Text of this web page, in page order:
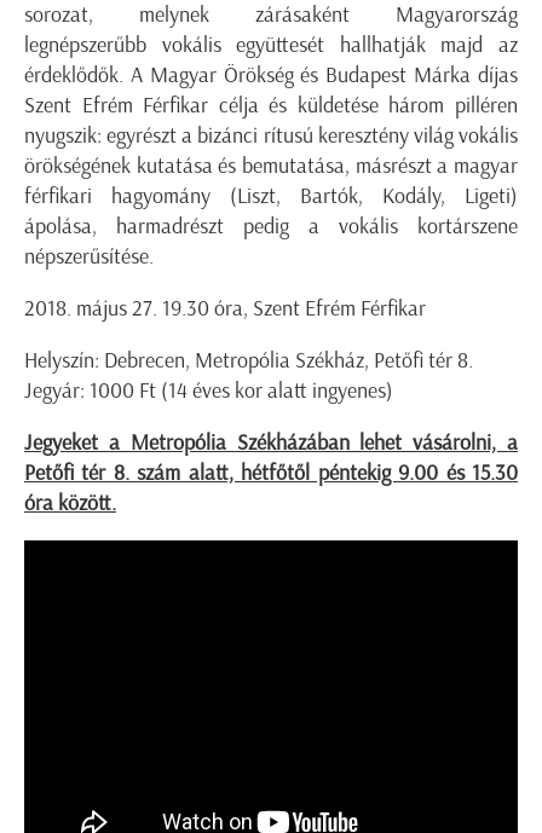
sorozat, melynek zárásaként Magyarország
legnépszerűbb vokális együttesét hallhatják majd az
érdeklődők. A Magyar Örökség és Budapest Márka díjas
Szent Efrém Férfikar célja és küldetése három pilléren
nyugszik: egyrészt a bizánci rítusú keresztény világ vokális
örökségének kutatása és bemutatása, másrészt a magyar
férfikari hagyomány (Liszt, Bartók, Kodály, Ligeti)
ápolása, harmadrészt pedig a vokális kortárszene
népszerűsítése.
2018. május 27. 19.30 óra, Szent Efrém Férfikar
Helyszín: Debrecen, Metropólia Székház, Petőfi tér 8.
Jegyár: 1000 Ft (14 éves kor alatt ingyenes)
Jegyeket a Metropólia Székházában lehet vásárolni, a
Petőfi tér 8. szám alatt, hétfőtől péntekig 9.00 és 15.30
óra között.